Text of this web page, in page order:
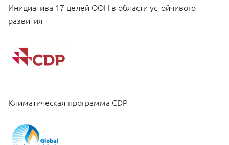
Инициатива 17 целей ООН в области устойчивого
развития
Климатическая программа CDP